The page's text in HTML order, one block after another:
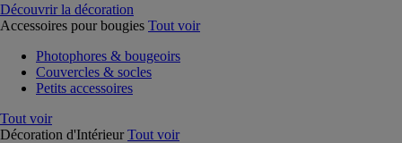
Découvrir la décoration
Accessoires pour bougies Tout voir
Photophores & bougeoirs
Couvercles & socles
Petits accessoires
Tout voir
Décoration d'Intérieur Tout voir